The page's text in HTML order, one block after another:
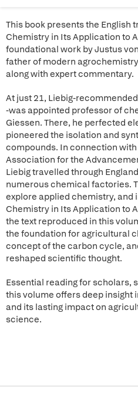
This book presents the English
Chemistry in Its Application to
foundational work by Justus
father of modern
along with expert commentary.
At just 21, Liebig-
-was appointed professor of
Giessen. There, he perfected
pioneered the isolation and
compounds. In connection
Association for the
Liebig travelled through
numerous chemical factories.
explore applied chemistry, and
Chemistry in Its Application to
the text reproduced in this
the foundation for agricultural
concept of the carbon cycle,
reshaped scientific thought.
Essential reading for scholars,
this volume offers deep insight
and its lasting impact on
science.